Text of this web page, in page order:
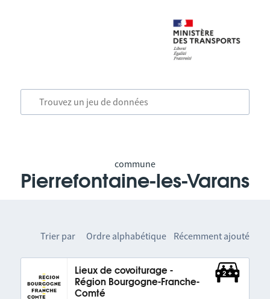
commune
Pierrefontaine-les-Varans
Trier par Ordre alphabétique Récemment ajouté
Lieux de covoiturage -
Région Bourgogne-Franche-
Comté